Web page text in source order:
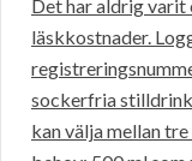
Det har aldrig
läskkostnader.
sockerfria
kan välja mellan